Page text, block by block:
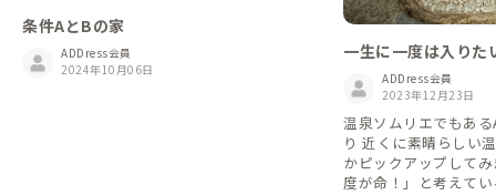
条件AとBの家
ADDress会員
2024年10月06日
一生に一度は入りた
がある家ADDress会員
2023年12月23日
温泉ソムリエでもあ
り 近くに素晴らしい
かピックアップして
度が命！」と考えて